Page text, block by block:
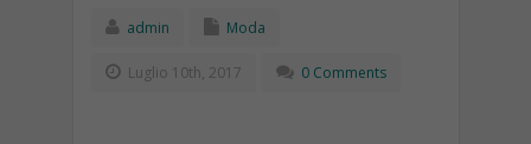
admin Moda
Luglio 10th, 2017 0 Comments